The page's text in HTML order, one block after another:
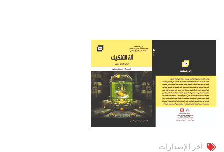
آخر الإصدارات